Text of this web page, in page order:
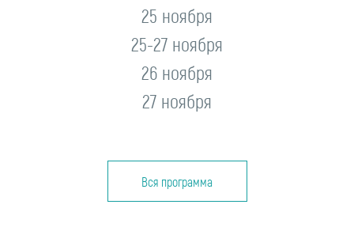
25 ноября
25-27 ноября
26 ноября
27 ноября
Вся программа